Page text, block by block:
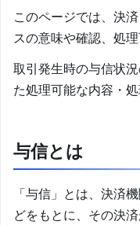
このページでは、決
スの意味や確認、処
取引発生時の与信状
た処理可能な内容・
与信とは
「与信」とは、決済
どをもとに、その決